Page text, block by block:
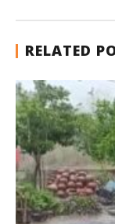
RELATED